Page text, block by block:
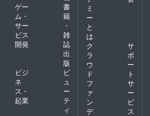
ゲー
ム・
サー
ビス
開発
書
籍
・
雑
誌
出
版
ビジ
ネ
ス・
起業
ビ
ュ
ー
テ
ィ
ミ
ー
と
は
ク
ラ
ウ
ド
フ
ァ
ン
デ
サ
ポ
ー
ト
サ
ー
ビ
ス